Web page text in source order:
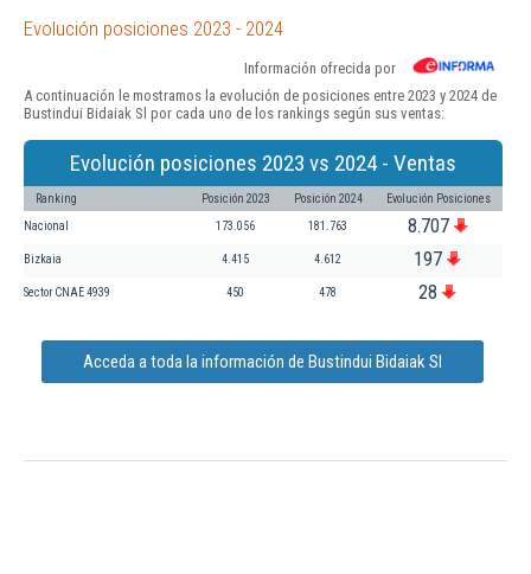
Evolución posiciones 2023 - 2024
Información ofrecida por
A continuación le mostramos la evolución de posiciones entre 2023 y 2024 de
Bustindui Bidaiak Sl por cada uno de los rankings según sus ventas:
Evolución posiciones 2023 vs 2024 - Ventas
Ranking Posición 2023 Posición 2024 Evolución Posiciones
Nacional 173.056 181.763 8.707
Bizkaia 4.415 4.612 197
Sector CNAE 4939 450 478 28
Acceda a toda la información de Bustindui Bidaiak Sl